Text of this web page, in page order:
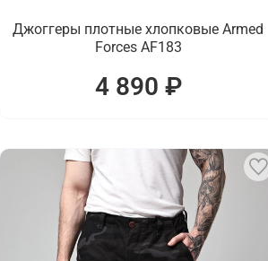
Джоггеры плотные хлопковые Armed
Forces AF183
4 890 ₽